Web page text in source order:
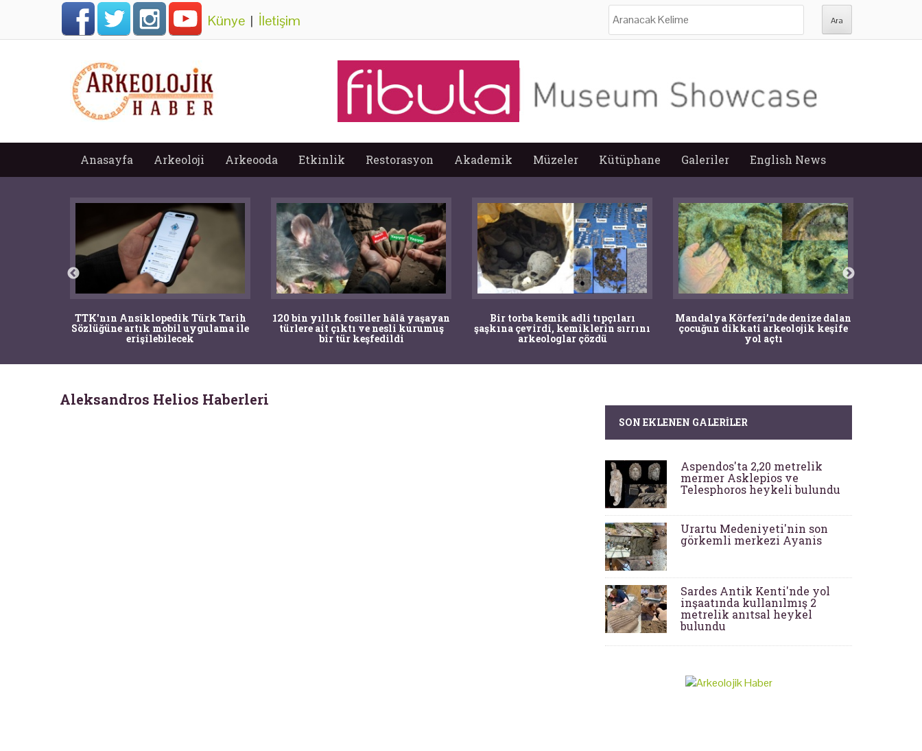
Künye | İletişim
Anasayfa Arkeoloji Arkeooda Etkinlik Restorasyon Akademik Müzeler Kütüphane Galeriler English News
TTK'nın Ansiklopedik Türk Tarih
Sözlüğüne artık mobil uygulama ile
erişilebilecek
120 bin yıllık fosiller hâlâ yaşayan
türlere ait çıktı ve nesli kurumuş
bir tür keşfedildi
Bir torba kemik adli tıpçıları
şaşkına çevirdi, kemiklerin sırrını
arkeologlar çözdü
Mandalya Körfezi’nde denize dalan
çocuğun dikkati arkeolojik keşife
yol açtı
Aleksandros Helios Haberleri
SON EKLENEN GALERILER
Aspendos'ta 2,20 metrelik
mermer Asklepios ve
Telesphoros heykeli bulundu
Urartu Medeniyeti'nin son
görkemli merkezi Ayanis
Sardes Antik Kenti'nde yol
inşaatında kullanılmış 2
metrelik anıtsal heykel
bulundu